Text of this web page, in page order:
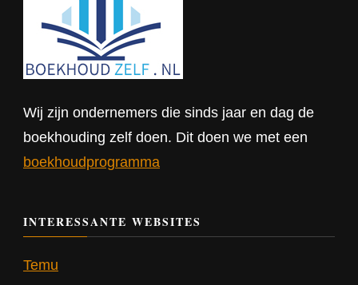
Wij zijn ondernemers die sinds jaar en dag de
boekhouding zelf doen. Dit doen we met een
boekhoudprogramma
INTERESSANTE WEBSITES
Temu